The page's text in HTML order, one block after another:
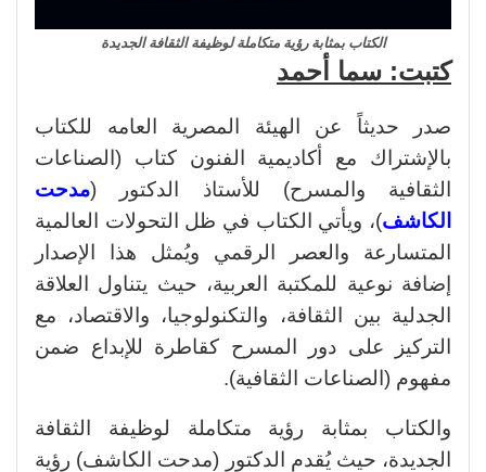
الكتاب بمثابة رؤية متكاملة لوظيفة الثقافة الجديدة
كتبت: سما أحمد
​صدر حديثاً عن الهيئة المصرية العامه للكتاب
بالإشتراك مع أكاديمية الفنون كتاب (الصناعات
الثقافية والمسرح) للأستاذ الدكتور (مدحت
الكاشف)، ويأتي الكتاب في ظل التحولات العالمية
المتسارعة والعصر الرقمي ويُمثل هذا الإصدار
إضافة نوعية للمكتبة العربية، حيث يتناول العلاقة
الجدلية بين الثقافة، والتكنولوجيا، والاقتصاد، مع
التركيز على دور المسرح كقاطرة للإبداع ضمن
مفهوم (الصناعات الثقافية).
​والكتاب بمثابة رؤية متكاملة لوظيفة الثقافة
الجديدة، حيث يُقدم الدكتور (مدحت الكاشف) رؤية